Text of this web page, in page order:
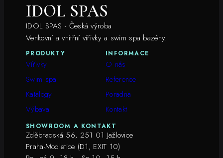
IDOL SPAS
IDOL SPAS - Česká výroba
Venkovní a vnitřní vířivky a swim spa bazény.
PRODUKTY
Vířivky
Swim spa
Katalogy
Výbava
INFORMACE
O nás
Reference
Poradna
Kontakt
SHOWROOM A KONTAKT
Zděbradská 56, 251 01 Jažlovice
Praha-Modletice (D1, EXIT 10)